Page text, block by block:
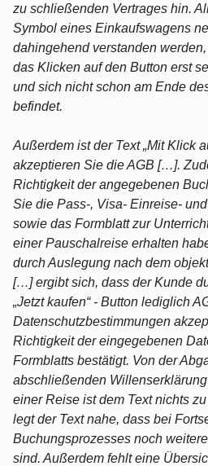
zu schließenden Vertrages hin.
Symbol eines Einkaufswagens
dahingehend verstanden
das Klicken auf den Button erst
und sich nicht schon am Ende
befindet.
Außerdem ist der Text „Mit Klick
akzeptieren Sie die AGB […].
Richtigkeit der angegebenen
Sie die Pass-, Visa- Einreise-
sowie das Formblatt zur
einer Pauschalreise erhalten
durch Auslegung nach dem
[…] ergibt sich, dass der Kunde
„Jetzt kaufen“ - Button lediglich
Datenschutzbestimmungen
Richtigkeit der eingegebenen
Formblatts bestätigt. Von der
abschließenden
einer Reise ist dem Text nichts
legt der Text nahe, dass bei
Buchungsprozesses noch
sind. Außerdem fehlt eine